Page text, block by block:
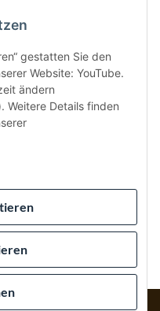
gestatten Sie den
Website: YouTube.
ändern
Weitere Details finden